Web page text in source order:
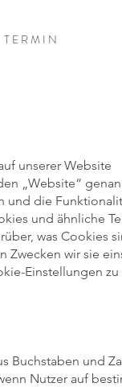
T E R M I N
unserer Website
„Website“
und die
und ähnliche
was Cookies
Zwecken wir sie
Einstellungen zu
Buchstaben und
Nutzer auf